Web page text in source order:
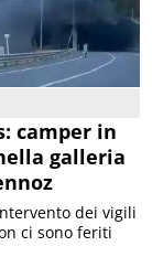
camper in
galleria
dei vigili
ci sono feriti